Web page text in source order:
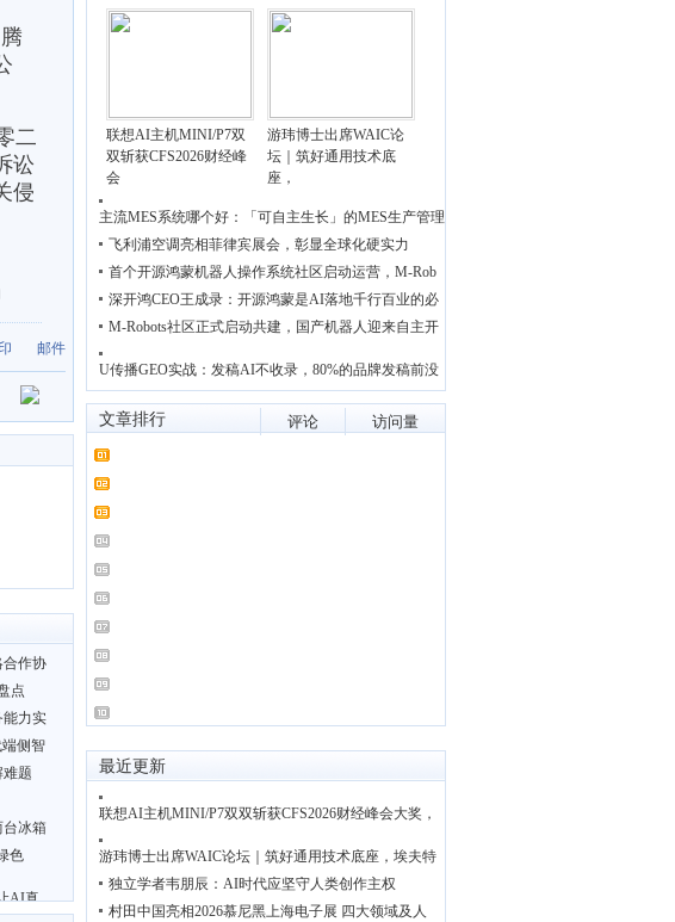
二
讼
侵
邮件
合作协
点
能力实
侧智
题
冰箱
色
AI真
联想AI主机MINI/P7双
双斩获CFS2026财经峰
会
游玮博士出席WAIC论
坛｜筑好通用技术底
座，
主流MES系统哪个好：「可自主生长」的MES生产管理
飞利浦空调亮相菲律宾展会，彰显全球化硬实力
首个开源鸿蒙机器人操作系统社区启动运营，M-Rob
深开鸿CEO王成录：开源鸿蒙是AI落地千行百业的必
M-Robots社区正式启动共建，国产机器人迎来自主开
U传播GEO实战：发稿AI不收录，80%的品牌发稿前没
文章排行 评论 访问量
最近更新
联想AI主机MINI/P7双双斩获CFS2026财经峰会大奖，
游玮博士出席WAIC论坛｜筑好通用技术底座，埃夫特
独立学者韦朋辰：AI时代应坚守人类创作主权
村田中国亮相2026慕尼黑上海电子展 四大领域及人